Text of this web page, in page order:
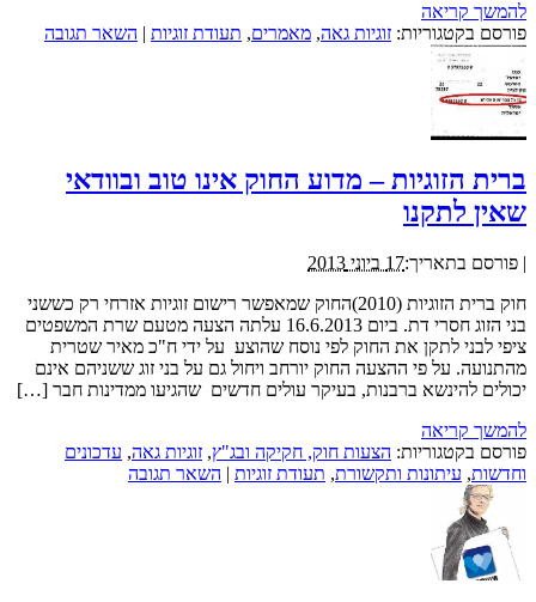
להמשך קריאה
פורסם בקטגוריות: זוגיות גאה, מאמרים, תעודת זוגיות | השאר תגובה
ברית הזוגיות – מדוע החוק אינו טוב ובוודאי
שאין לתקנו
| פורסם בתאריך:17 ביוני 2013
חוק ברית הזוגיות (2010)החוק שמאפשר רישום זוגיות אזרחי רק כששני
בני הזוג חסרי דת. ביום 16.6.2013 עלתה הצעה מטעם שרת המשפטים
ציפי לבני לתקן את החוק לפי נוסח שהוצע על ידי ח"כ מאיר שטרית
מהתנועה. על פי ההצעה החוק יורחב ויחול גם על בני זוג ששניהם אינם
יכולים להינשא ברבנות, בעיקר עולים חדשים שהגיעו ממדינות חבר […]
להמשך קריאה
פורסם בקטגוריות: הצעות חוק, חקיקה ובג"ץ, זוגיות גאה, עדכונים
וחדשות, עיתונות ותקשורת, תעודת זוגיות | השאר תגובה